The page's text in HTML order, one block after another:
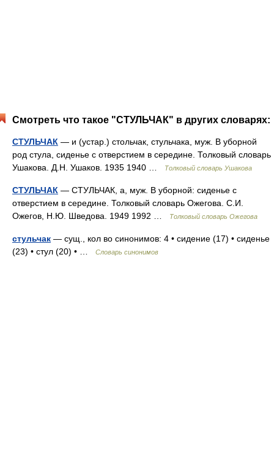
Смотреть что такое "СТУЛЬЧАК" в других словарях:
СТУЛЬЧАК — и (устар.) стольчак, стульчака, муж. В уборной
род стула, сиденье с отверстием в середине. Толковый словарь
Ушакова. Д.Н. Ушаков. 1935 1940 …
Толковый словарь Ушакова
СТУЛЬЧАК — СТУЛЬЧАК, а, муж. В уборной: сиденье с
отверстием в середине. Толковый словарь Ожегова. С.И.
Ожегов, Н.Ю. Шведова. 1949 1992 …
Толковый словарь Ожегова
стульчак — сущ., кол во синонимов: 4 • сидение (17) • сиденье
(23) • стул (20) • …
Словарь синонимов